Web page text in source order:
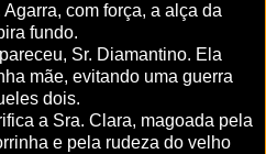
com força, a alça da
fundo.
Sr. Diamantino. Ela
mãe, evitando uma guerra
dois.
a Sra. Clara, magoada pela
e pela rudeza do velho